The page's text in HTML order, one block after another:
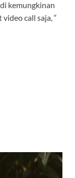
kemungkinan
call saja, “